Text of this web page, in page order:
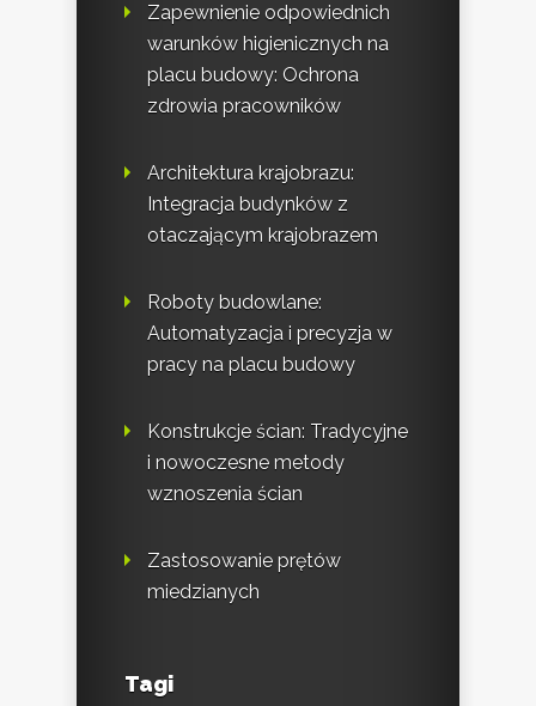
Zapewnienie odpowiednich
warunków higienicznych na
placu budowy: Ochrona
zdrowia pracowników
Architektura krajobrazu:
Integracja budynków z
otaczającym krajobrazem
Roboty budowlane:
Automatyzacja i precyzja w
pracy na placu budowy
Konstrukcje ścian: Tradycyjne
i nowoczesne metody
wznoszenia ścian
Zastosowanie prętów
miedzianych
Tagi